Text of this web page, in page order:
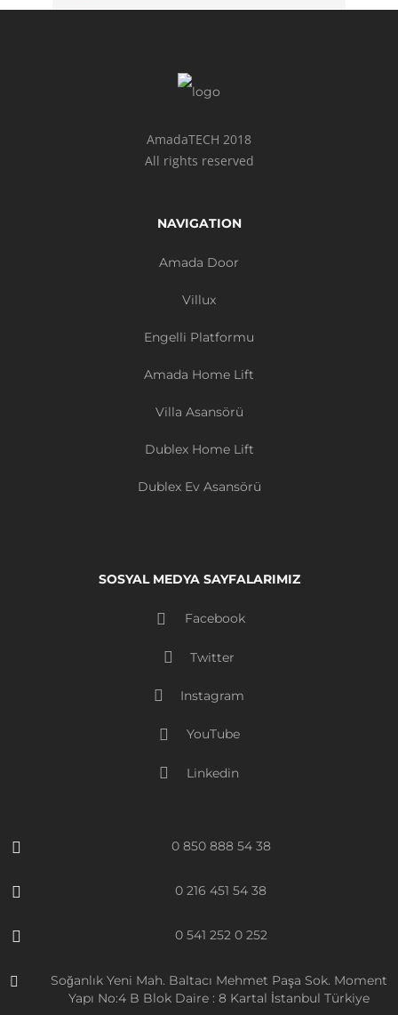
AmadaTECH 2018
All rights reserved
NAVIGATION
Amada Door
Villux
Engelli Platformu
Amada Home Lift
Villa Asansörü
Dublex Home Lift
Dublex Ev Asansörü
SOSYAL MEDYA SAYFALARIMIZ
Facebook
Twitter
Instagram
YouTube
Linkedin
0 850 888 54 38
0 216 451 54 38
0 541 252 0 252
Soğanlık Yeni Mah. Baltacı Mehmet Paşa Sok. Moment
Yapı No:4 B Blok Daire : 8 Kartal İstanbul Türkiye